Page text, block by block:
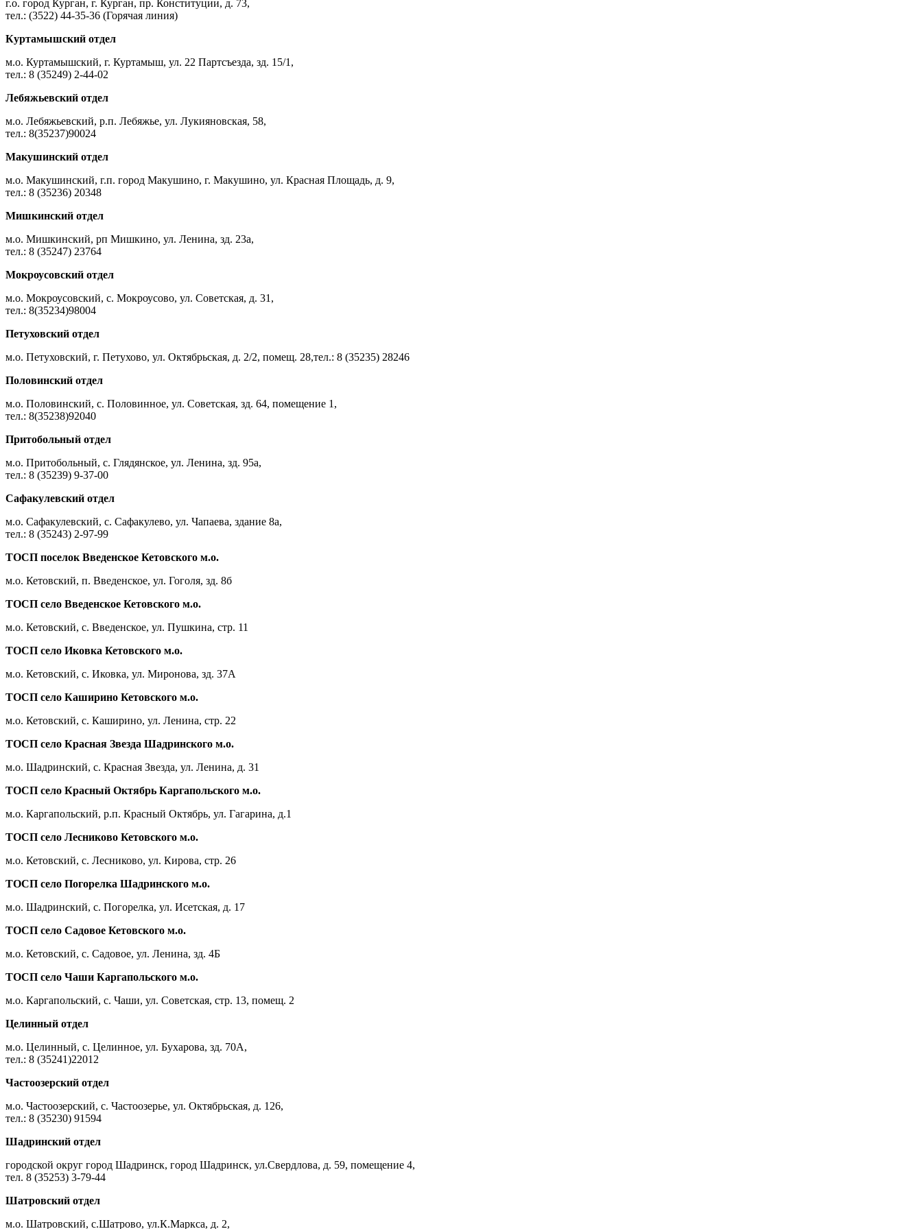
г.о. город Курган, г. Курган, пр. Конституции, д. 73,
тел.: (3522) 44-35-36 (Горячая линия)
Куртамышский отдел
м.о. Куртамышский, г. Куртамыш, ул. 22 Партсъезда, зд. 15/1,
тел.: 8 (35249) 2-44-02
Лебяжьевский отдел
м.о. Лебяжьевский, р.п. Лебяжье, ул. Лукияновская, 58,
тел.: 8(35237)90024
Макушинский отдел
м.о. Макушинский, г.п. город Макушино, г. Макушино, ул. Красная Площадь, д. 9,
тел.: 8 (35236) 20348
Мишкинский отдел
м.о. Мишкинский, рп Мишкино, ул. Ленина, зд. 23а,
тел.: 8 (35247) 23764
Мокроусовский отдел
м.о. Мокроусовский, с. Мокроусово, ул. Советская, д. 31,
тел.: 8(35234)98004
Петуховский отдел
м.о. Петуховский, г. Петухово, ул. Октябрьская, д. 2/2, помещ. 28,тел.: 8 (35235) 28246
Половинский отдел
м.о. Половинский, с. Половинное, ул. Советская, зд. 64, помещение 1,
тел.: 8(35238)92040
Притобольный отдел
м.о. Притобольный, с. Глядянское, ул. Ленина, зд. 95а,
тел.: 8 (35239) 9-37-00
Сафакулевский отдел
м.о. Сафакулевский, с. Сафакулево, ул. Чапаева, здание 8а,
тел.: 8 (35243) 2-97-99
ТОСП поселок Введенское Кетовского м.о.
м.о. Кетовский, п. Введенское, ул. Гоголя, зд. 8б
ТОСП село Введенское Кетовского м.о.
м.о. Кетовский, с. Введенское, ул. Пушкина, стр. 11
ТОСП село Иковка Кетовского м.о.
м.о. Кетовский, с. Иковка, ул. Миронова, зд. 37А
ТОСП село Каширино Кетовского м.о.
м.о. Кетовский, с. Каширино, ул. Ленина, стр. 22
ТОСП село Красная Звезда Шадринского м.о.
м.о. Шадринский, с. Красная Звезда, ул. Ленина, д. 31
ТОСП село Красный Октябрь Каргапольского м.о.
м.о. Каргапольский, р.п. Красный Октябрь, ул. Гагарина, д.1
ТОСП село Лесниково Кетовского м.о.
м.о. Кетовский, с. Лесниково, ул. Кирова, стр. 26
ТОСП село Погорелка Шадринского м.о.
м.о. Шадринский, с. Погорелка, ул. Исетская, д. 17
ТОСП село Садовое Кетовского м.о.
м.о. Кетовский, с. Садовое, ул. Ленина, зд. 4Б
ТОСП село Чаши Каргапольского м.о.
м.о. Каргапольский, с. Чаши, ул. Советская, стр. 13, помещ. 2
Целинный отдел
м.о. Целинный, с. Целинное, ул. Бухарова, зд. 70А,
тел.: 8 (35241)22012
Частоозерский отдел
м.о. Частоозерский, с. Частоозерье, ул. Октябрьская, д. 126,
тел.: 8 (35230) 91594
Шадринский отдел
городской округ город Шадринск, город Шадринск, ул.Свердлова, д. 59, помещение 4,
тел. 8 (35253) 3-79-44
Шатровский отдел
м.о. Шатровский, с.Шатрово, ул.К.Маркса, д. 2,